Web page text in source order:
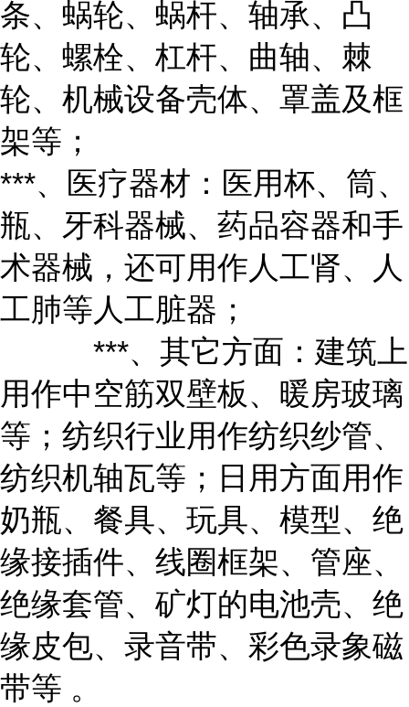
条、蜗轮、蜗杆、轴承、凸
轮、螺栓、杠杆、曲轴、棘
轮、机械设备壳体、罩盖及框
架等；
***、医疗器材：医用杯、筒、
瓶、牙科器械、药品容器和手
术器械，还可用作人工肾、人
工肺等人工脏器；
***、其它方面：建筑上
用作中空筋双壁板、暖房玻璃
等；纺织行业用作纺织纱管、
纺织机轴瓦等；日用方面用作
奶瓶、餐具、玩具、模型、绝
缘接插件、线圈框架、管座、
绝缘套管、矿灯的电池壳、绝
缘皮包、录音带、彩色录象磁
带等 。